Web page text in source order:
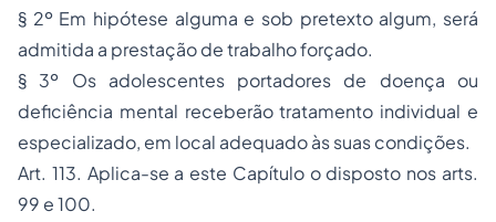
§ 2º Em hipótese alguma e sob pretexto algum, será
admitida a prestação de trabalho forçado.
§ 3º Os adolescentes portadores de doença ou
deficiência mental receberão tratamento individual e
especializado, em local adequado às suas condições.
Art. 113. Aplica-se a este Capítulo o disposto nos arts.
99 e 100.